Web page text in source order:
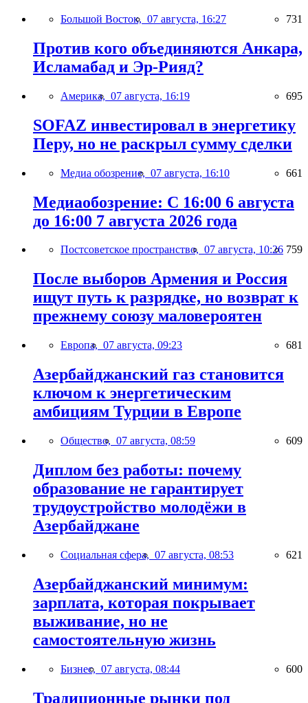
Большой Восток, 07 августа, 16:27 731
Против кого объединяются Анкара,
Исламабад и Эр-Рияд?
Америка, 07 августа, 16:19 695
SOFAZ инвестировал в энергетику
Перу, но не раскрыл сумму сделки
Медиа обозрение, 07 августа, 16:10 661
Медиаобозрение: С 16:00 6 августа
до 16:00 7 августа 2026 года
Постсоветское пространство, 07 августа, 10:26 759
После выборов Армения и Россия
ищут путь к разрядке, но возврат к
прежнему союзу маловероятен
Европа, 07 августа, 09:23 681
Азербайджанский газ становится
ключом к энергетическим
амбициям Турции в Европе
Общество, 07 августа, 08:59 609
Диплом без работы: почему
образование не гарантирует
трудоустройство молодёжи в
Азербайджане
Социальная сфера, 07 августа, 08:53 621
Азербайджанский минимум:
зарплата, которая покрывает
выживание, но не
самостоятельную жизнь
Бизнес, 07 августа, 08:44 600
Традиционные рынки под